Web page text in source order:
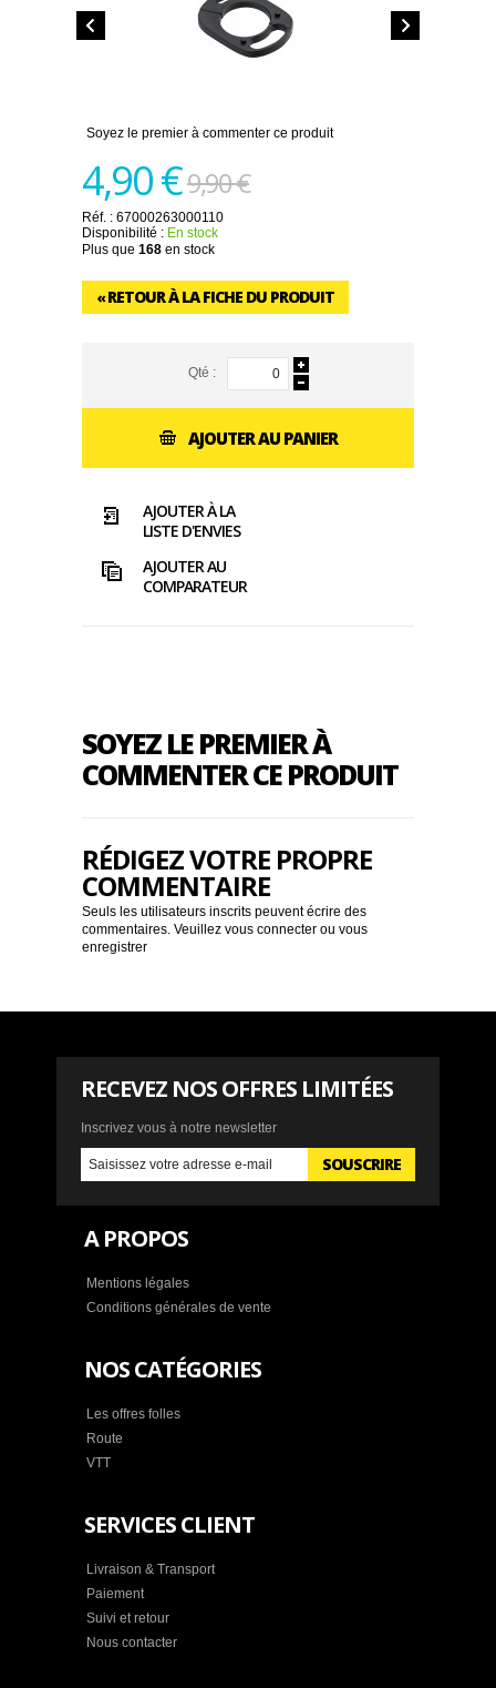
Soyez le premier à commenter ce produit
4,90 €9,90 €
Réf. : 67000263000110
Disponibilité : En stock
Plus que 168 en stock
«RETOUR À LA FICHE DU PRODUIT
Qté :
AJOUTER AU PANIER
AJOUTER À LA
LISTE D'ENVIES
AJOUTER AU
COMPARATEUR
SOYEZ LE PREMIER À
COMMENTER CE PRODUIT
RÉDIGEZ VOTRE PROPRE
COMMENTAIRE
Seuls les utilisateurs inscrits peuvent écrire des
commentaires. Veuillez vous connecter ou vous
enregistrer
RECEVEZ NOS OFFRES LIMITÉES
Inscrivez vous à notre newsletter
SOUSCRIRE
A PROPOS
Mentions légales
Conditions générales de vente
NOS CATÉGORIES
Les offres folles
Route
VTT
SERVICES CLIENT
Livraison & Transport
Paiement
Suivi et retour
Nous contacter